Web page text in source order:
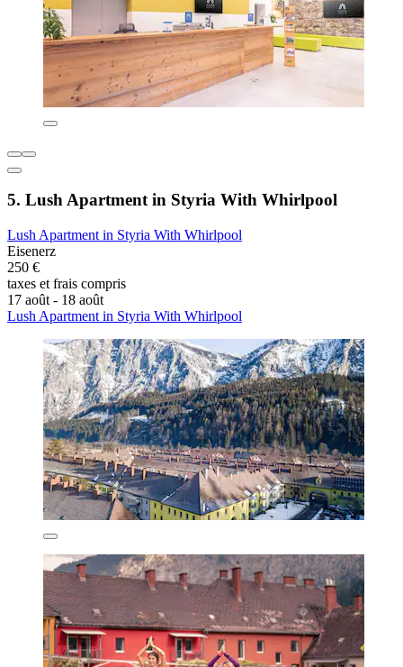
5. Lush Apartment in Styria With Whirlpool
Lush Apartment in Styria With Whirlpool
Eisenerz
250 €
taxes et frais compris
17 août - 18 août
Lush Apartment in Styria With Whirlpool